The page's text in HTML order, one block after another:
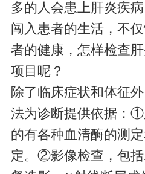
多的人会患上肝炎疾
闯入患者的生活，不
者的健康，怎样检查
项目呢？
除了临床症状和体征
法为诊断提供依据：①
的有各种血清酶的测
定。②影像检查，包